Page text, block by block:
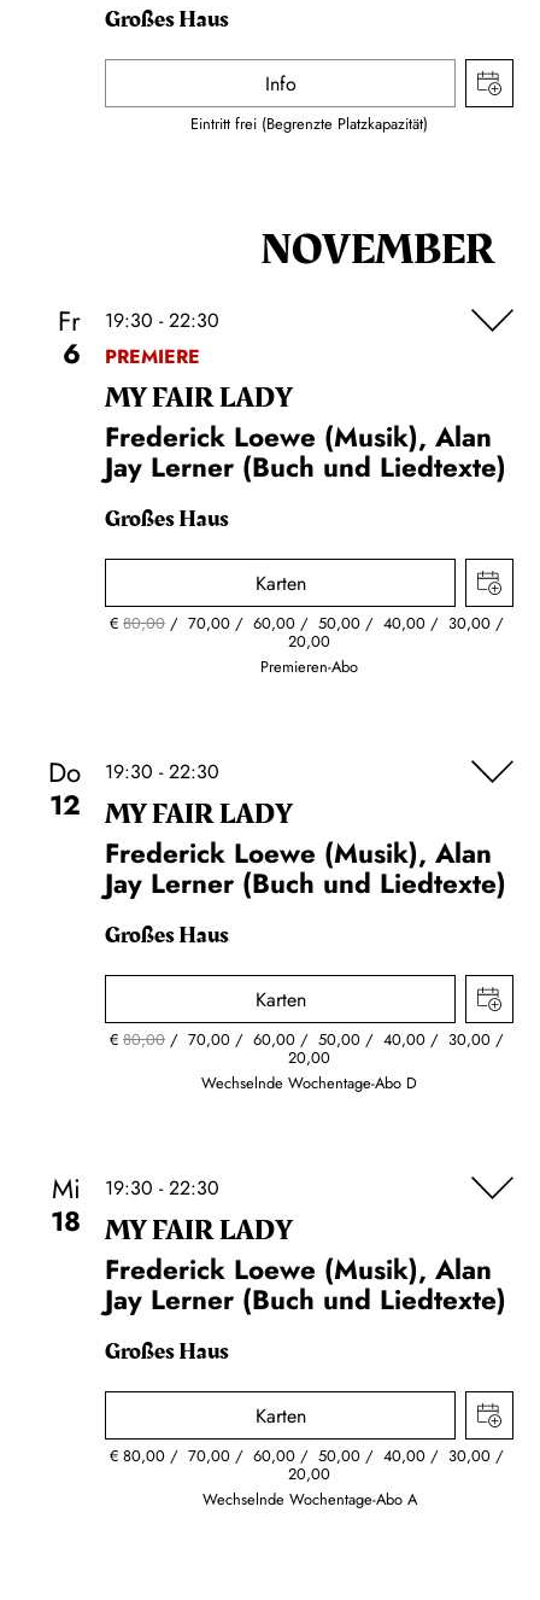
Großes Haus
Info
Eintritt frei (Begrenzte Platzkapazität)
NOVEMBER
Fr
6
19:30 - 22:30
PREMIERE
MY FAIR LADY
Frederick Loewe (Musik), Alan
Jay Lerner (Buch und Liedtexte)
Großes Haus
Karten
€80,00 70,00 60,00 50,00 40,00 30,00
20,00
Premieren-Abo
Do
12
19:30 - 22:30
MY FAIR LADY
Frederick Loewe (Musik), Alan
Jay Lerner (Buch und Liedtexte)
Großes Haus
Karten
€80,00 70,00 60,00 50,00 40,00 30,00
20,00
Wechselnde Wochentage-Abo D
Mi
18
19:30 - 22:30
MY FAIR LADY
Frederick Loewe (Musik), Alan
Jay Lerner (Buch und Liedtexte)
Großes Haus
Karten
€80,00 70,00 60,00 50,00 40,00 30,00
20,00
Wechselnde Wochentage-Abo A